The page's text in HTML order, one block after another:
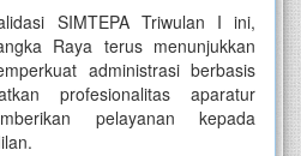
SIMTEPA Triwulan I ini,
Raya terus menunjukkan
administrasi berbasis
profesionalitas aparatur
pelayanan kepada